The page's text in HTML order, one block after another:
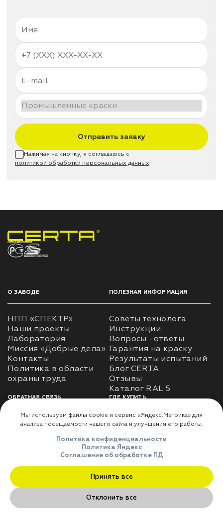
Отправить заявку
Нажимая на кнопку, я соглашаюсь с
политикой обработки персональных данных
НПП «СПЕКТР» ЗАВОД ЛАКОКРАСОЧНЫХ МАТЕРИАЛОВ
О ЗАВОДЕ
НПП «СПЕКТР»
Наши проекты
Лаборатория
Миссия «Добрые дела»
Контакты
Политика в области
ПОЛЕЗНАЯ ИНФОРМАЦИЯ
Советы технолога
Инструкции
Вопросы -ответы
Гарантия на краску
Результаты испытаний
Блог CERTA
Отзывы
Каталог RAL 5
ОБРАТНАЯ СВЯЗЬ
Использование
использования личных
Оферта
ГДЕ КУПИТЬ
Доставка
Где купить
ДЛЯ ПАРТНЁРОВ
Преимущества